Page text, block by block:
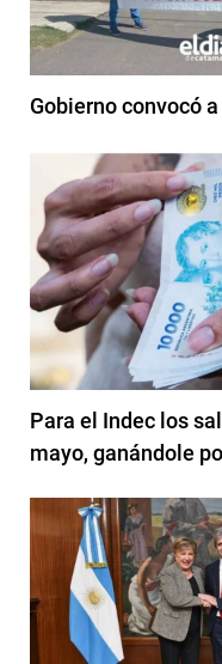
Gobierno convocó
Para el Indec los
mayo, ganándole